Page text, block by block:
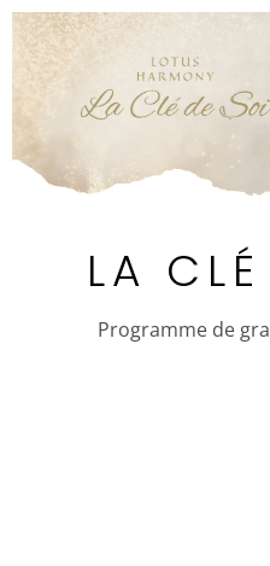
LA
Programme de